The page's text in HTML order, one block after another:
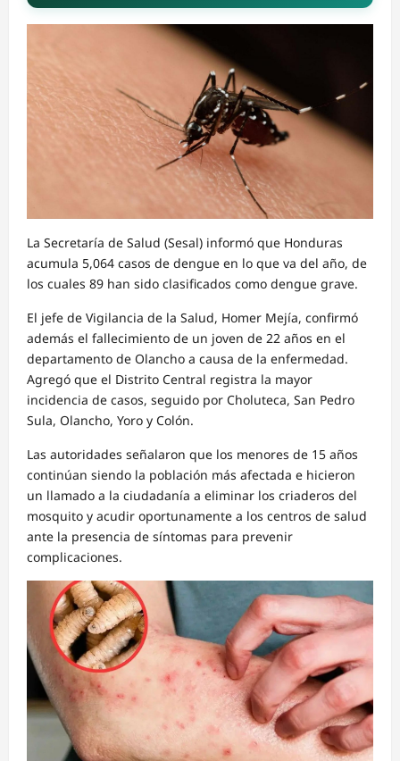
La Secretaría de Salud (Sesal) informó que Honduras
acumula 5,064 casos de dengue en lo que va del año, de
los cuales 89 han sido clasificados como dengue grave.
El jefe de Vigilancia de la Salud, Homer Mejía, confirmó
además el fallecimiento de un joven de 22 años en el
departamento de Olancho a causa de la enfermedad.
Agregó que el Distrito Central registra la mayor
incidencia de casos, seguido por Choluteca, San Pedro
Sula, Olancho, Yoro y Colón.
Las autoridades señalaron que los menores de 15 años
continúan siendo la población más afectada e hicieron
un llamado a la ciudadanía a eliminar los criaderos del
mosquito y acudir oportunamente a los centros de salud
ante la presencia de síntomas para prevenir
complicaciones.